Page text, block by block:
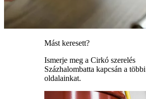
Mást keresett?
Ismerje meg a Cirkó szerelés
Százhalombatta kapcsán a többi
oldalainkat.